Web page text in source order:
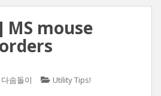
MS mouse
다솜돌이 Utility Tips!